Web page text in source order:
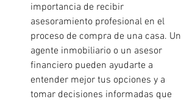
importancia de recibir
asesoramiento profesional en el
proceso de compra de una casa. Un
agente inmobiliario o un asesor
financiero pueden ayudarte a
entender mejor tus opciones y a
tomar decisiones informadas que